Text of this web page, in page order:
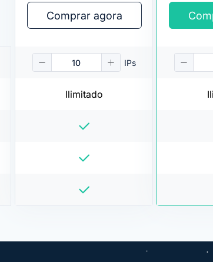
Comprar agora
IPs
Ilimitado